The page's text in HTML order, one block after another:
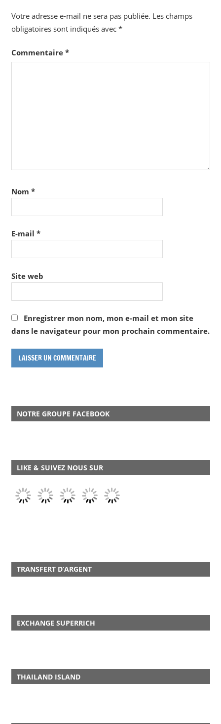
Votre adresse e-mail ne sera pas publiée. Les champs
obligatoires sont indiqués avec *
Commentaire *
Nom *
E-mail *
Site web
Enregistrer mon nom, mon e-mail et mon site
dans le navigateur pour mon prochain commentaire.
NOTRE GROUPE FACEBOOK
LIKE & SUIVEZ NOUS SUR
TRANSFERT D’ARGENT
EXCHANGE SUPERRICH
THAILAND ISLAND